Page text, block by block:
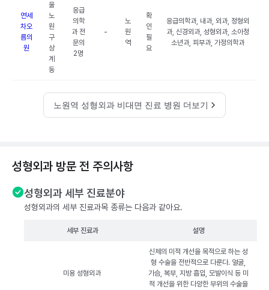
연세
차오
름의
원
울
노
원
구
상
계
동
응급
의학
과 전
문의
2명
-
노
원
역
확
인
필
요
응급의학과, 내과, 외과, 정형외
과, 신경외과, 성형외과, 소아청
소년과, 피부과, 가정의학과
노원역 성형외과 비대면 진료 병원 더보기
성형외과 방문 전 주의사항
성형외과 세부 진료분야
성형외과의 세부 진료과목 종류는 다음과 같아요.
세부 진료과 설명
미용 성형외과
신체의 미적 개선을 목적으로 하는 성
형 수술을 전반적으로 다룬다. 얼굴,
가슴, 복부, 지방 흡입, 모발이식 등 미
적 개선을 위한 다양한 부위의 수술을